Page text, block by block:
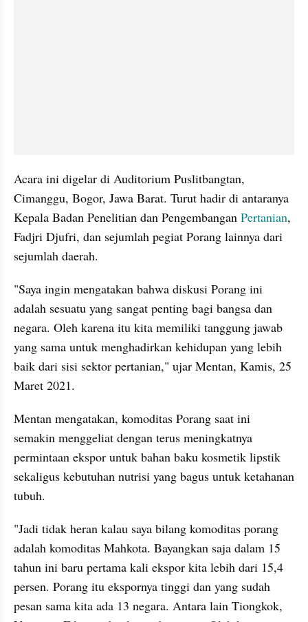
Acara ini digelar di Auditorium Puslitbangtan,
Cimanggu, Bogor, Jawa Barat. Turut hadir di antaranya
Kepala Badan Penelitian dan Pengembangan Pertanian,
Fadjri Djufri, dan sejumlah pegiat Porang lainnya dari
sejumlah daerah.
"Saya ingin mengatakan bahwa diskusi Porang ini
adalah sesuatu yang sangat penting bagi bangsa dan
negara. Oleh karena itu kita memiliki tanggung jawab
yang sama untuk menghadirkan kehidupan yang lebih
baik dari sisi sektor pertanian," ujar Mentan, Kamis, 25
Maret 2021.
Mentan mengatakan, komoditas Porang saat ini
semakin menggeliat dengan terus meningkatnya
permintaan ekspor untuk bahan baku kosmetik lipstik
sekaligus kebutuhan nutrisi yang bagus untuk ketahanan
tubuh.
"Jadi tidak heran kalau saya bilang komoditas porang
adalah komoditas Mahkota. Bayangkan saja dalam 15
tahun ini baru pertama kali ekspor kita lebih dari 15,4
persen. Porang itu ekspornya tinggi dan yang sudah
pesan sama kita ada 13 negara. Antara lain Tiongkok,